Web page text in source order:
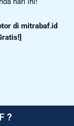
di mitrabaf.id
?